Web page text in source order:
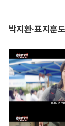
박지환·표지훈